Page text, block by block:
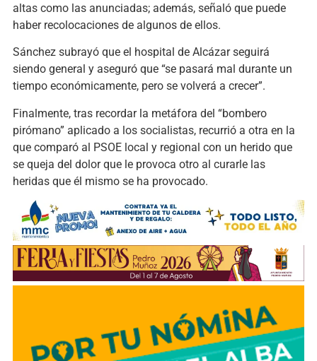
altas como las anunciadas; además, señaló que puede
haber recolocaciones de algunos de ellos.
Sánchez subrayó que el hospital de Alcázar seguirá
siendo general y aseguró que “se pasará mal durante un
tiempo económicamente, pero se volverá a crecer”.
Finalmente, tras recordar la metáfora del “bombero
pirómano” aplicado a los socialistas, recurrió a otra en la
que comparó al PSOE local y regional con un herido que
se queja del dolor que le provoca otro al curarle las
heridas que él mismo se ha provocado.